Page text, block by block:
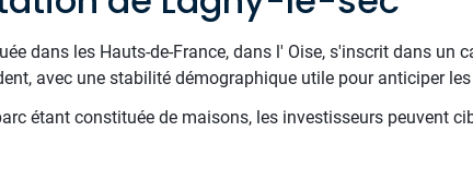
dans les Hauts-de-France, dans l' Oise, s'inscrit dans un
avec une stabilité démographique utile pour anticiper
étant constituée de maisons, les investisseurs peuvent